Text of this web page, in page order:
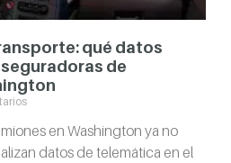
qué datos
de
en Washington ya no
datos de telemática en el